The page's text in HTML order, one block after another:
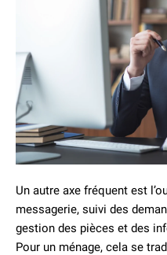
Un autre axe fréquent est
messagerie, suivi des
gestion des pièces et des
Pour un ménage, cela se